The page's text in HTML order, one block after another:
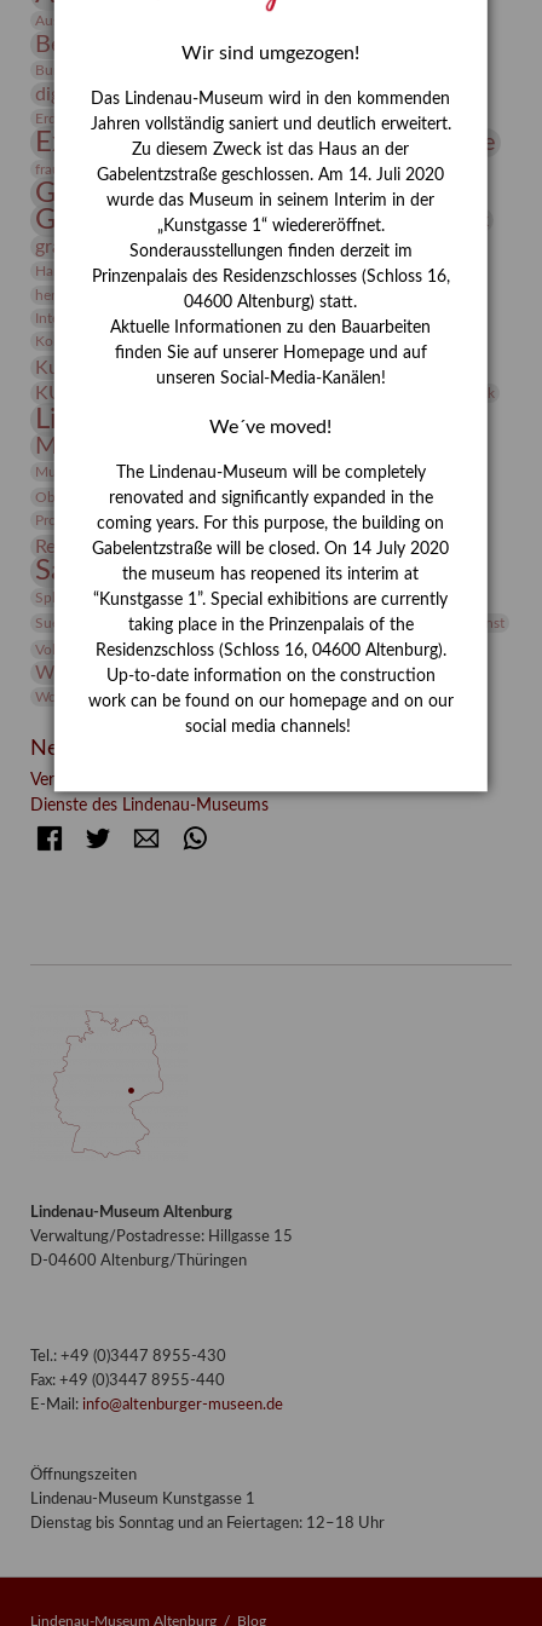
Ausstellung „Vier Winde“
Bernhard August von Lindenau
Burg Posterstein
digitallabor Entartete Kunst
Enteignung
Erdmann Julius Dietrich
Erlebnisportal estrusker Exlibris
Expressionismus Festrede Florenz Fotografie
frauen Frauen in der Antike und heute
Gerhard-Altenbourg-Preis
Gerhard Altenbourg
Gerhard Kurt Müller
grafische sammlung griechische Mythologie
Hanns-Conon von der Gabelentz Heinrich Kirchhoff Heldinnen
herman de vries Humboldt
Insekten
Integriertes Schädlingsmanagement
Jahresempfang
Kolosseum
Kunst
Kunstmuseum Kunstvermittlung Kunst von Kühl
KUNSTWAND Künstler Lehmbruck
Lindenau-Museum Marstall
Museumsgeschichte
Museumspädagogik Mäzen Napoleon Natur
Neue Remise
Objekt im Fokus
Paul Klee Peter Schnürpel Phelloplastik
Pohlhof
Provenienz
Provenienzforschung
Restaurierung Restitution Rudi Lesser Ruth Wolf-Rehfeld
Sammlung Samstagszeichner Skulptur
Sonderausstellung
Sphinx
studio Studio Bildende Kunst
studioDIGITAL
Suermondt-Ludwig-Museum
Vermittlung Video
Videokunst
Volontariat
Walter Rheiner Weihnachten Werefkin
Werkbetrachtung Winter Wissenschaft
Wolf and Dog
Wolf und Hund
Zirkuswoche
Neueste Beiträge
Verschenkt, verkauft, vergessen? – Kunstdetektivinnen im
Dienste des Lindenau-Museums
FacebookTwitter E-mail
Lindenau-Museum Altenburg
Verwaltung/Postadresse: Hillgasse 15
D-04600 Altenburg/Thüringen
Tel.: +49 (0)3447 8955-430
Fax: +49 (0)3447 8955-440
E-Mail: info@altenburger-museen.de
Öffnungszeiten
Lindenau-Museum Kunstgasse 1
Dienstag bis Sonntag und an Feiertagen: 12–18 Uhr
Lindenau-Museum Altenburg Blog
Wir sind umgezogen!
Das Lindenau-Museum wird in den kommenden
Jahren vollständig saniert und deutlich erweitert.
Zu diesem Zweck ist das Haus an der
Gabelentzstraße geschlossen. Am 14. Juli 2020
wurde das Museum in seinem Interim in der
„Kunstgasse 1“ wiedereröffnet.
Sonderausstellungen finden derzeit im
Prinzenpalais des Residenzschlosses (Schloss 16,
04600 Altenburg) statt.
Aktuelle Informationen zu den Bauarbeiten
finden Sie auf unserer Homepage und auf
unseren Social-Media-Kanälen!
We´ve moved!
The Lindenau-Museum will be completely
renovated and significantly expanded in the
coming years. For this purpose, the building on
Gabelentzstraße will be closed. On 14 July 2020
the museum has reopened its interim at
“Kunstgasse 1”. Special exhibitions are currently
taking place in the Prinzenpalais of the
Residenzschloss (Schloss 16, 04600 Altenburg).
Up-to-date information on the construction
work can be found on our homepage and on our
social media channels!